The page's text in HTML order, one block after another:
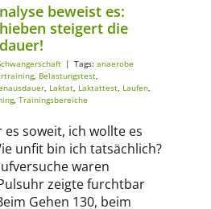
beweist es:
steigert die
| Tags: anaerobe
, Belastungstest,
, Laktat, Laktattest, Laufen,
, Trainingsbereiche
es soweit, ich wollte es
unfit bin ich tatsächlich?
waren
zeigte furchtbar
Gehen 130, beim